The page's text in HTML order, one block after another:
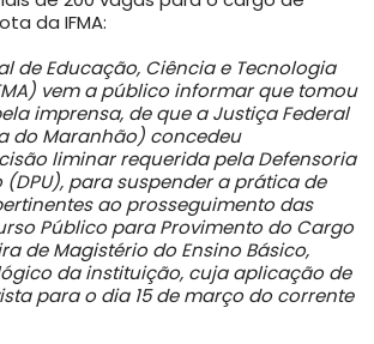
da IFMA:
de Educação, Ciência e Tecnologia
vem a público informar que tomou
imprensa, de que a Justiça Federal
do Maranhão) concedeu
liminar requerida pela Defensoria
(DPU), para suspender a prática de
ao prosseguimento das
Público para Provimento do Cargo
de Magistério do Ensino Básico,
da instituição, cuja aplicação de
para o dia 15 de março do corrente